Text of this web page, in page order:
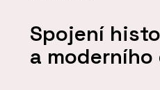
Spojení
a